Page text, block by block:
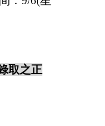
取之正